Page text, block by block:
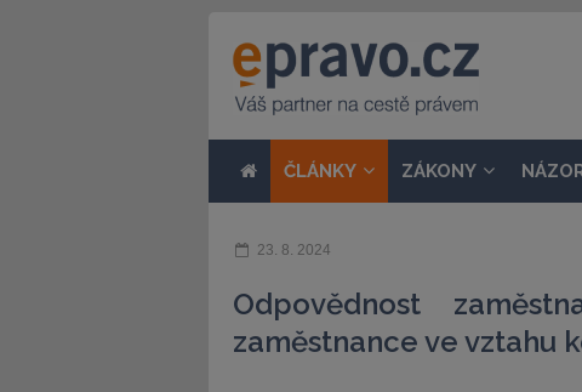
ČLÁNKY ZÁKONY
23. 8. 2024
Odpovědnost
zaměstnance ve vztahu